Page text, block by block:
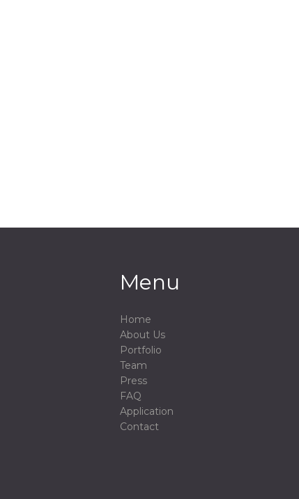
Menu
Home
About Us
Portfolio
Team
Press
FAQ
Application
Contact